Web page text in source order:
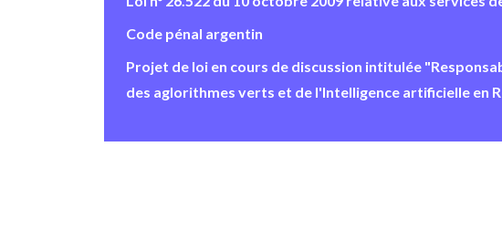
Code pénal argentin
Projet de loi en cours de discussion intitulée
des aglorithmes verts et de l'Intelligence artificielle en